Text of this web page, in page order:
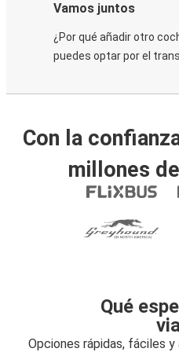
Vamos juntos
¿Por qué añadir otro
puedes optar por el
Con la
millones
Qué
Opciones rápidas, fáciles y